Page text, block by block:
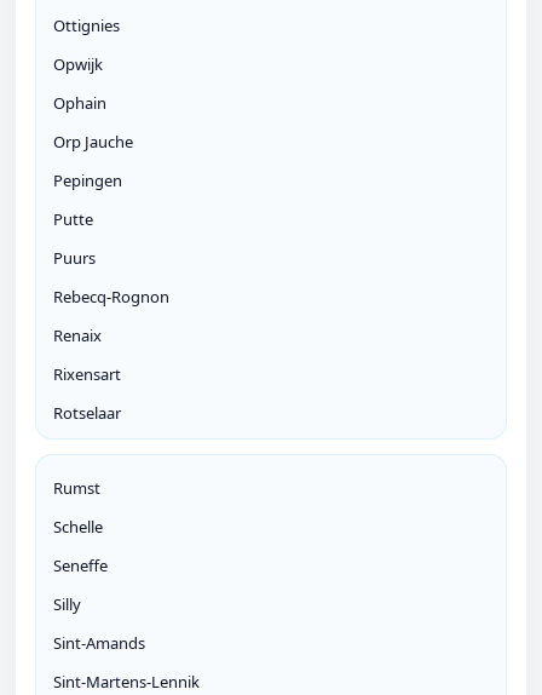
Ottignies
Opwijk
Ophain
Orp Jauche
Pepingen
Putte
Puurs
Rebecq-Rognon
Renaix
Rixensart
Rotselaar
Rumst
Schelle
Seneffe
Silly
Sint-Amands
Sint-Martens-Lennik